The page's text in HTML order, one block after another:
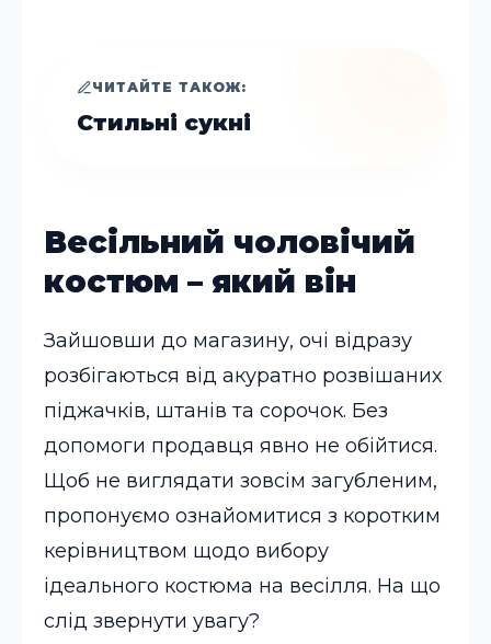
ЧИТАЙТЕ ТАКОЖ:
Стильні сукні
Весільний чоловічий
костюм – який він
Зайшовши до магазину, очі відразу
розбігаються від акуратно розвішаних
піджачків, штанів та сорочок. Без
допомоги продавця явно не обійтися.
Щоб не виглядати зовсім загубленим,
пропонуємо ознайомитися з коротким
керівництвом щодо вибору
ідеального костюма на весілля. На що
слід звернути увагу?